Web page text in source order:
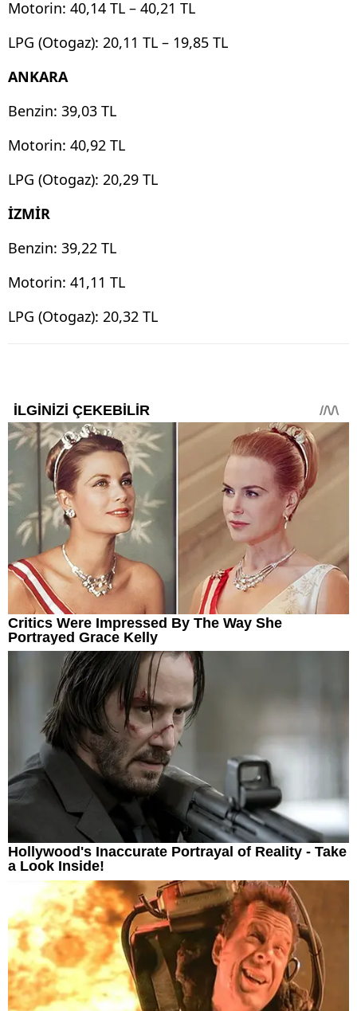
Motorin: 40,14 TL – 40,21 TL
LPG (Otogaz): 20,11 TL – 19,85 TL
ANKARA
Benzin: 39,03 TL
Motorin: 40,92 TL
LPG (Otogaz): 20,29 TL
İZMİR
Benzin: 39,22 TL
Motorin: 41,11 TL
LPG (Otogaz): 20,32 TL